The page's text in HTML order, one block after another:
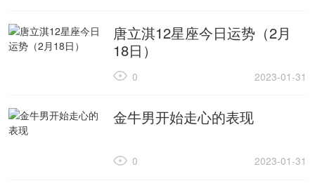
唐立淇12星座今日运势（2月
18日）
2023-01-31
0
金牛男开始走心的表现
2023-01-31
0